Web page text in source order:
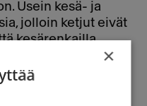
Usein kesä- ja
jolloin ketjut eivät
kesärenkailla
×